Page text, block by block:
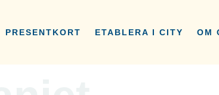
PRESENTKORT ETABLERA I CITY OM